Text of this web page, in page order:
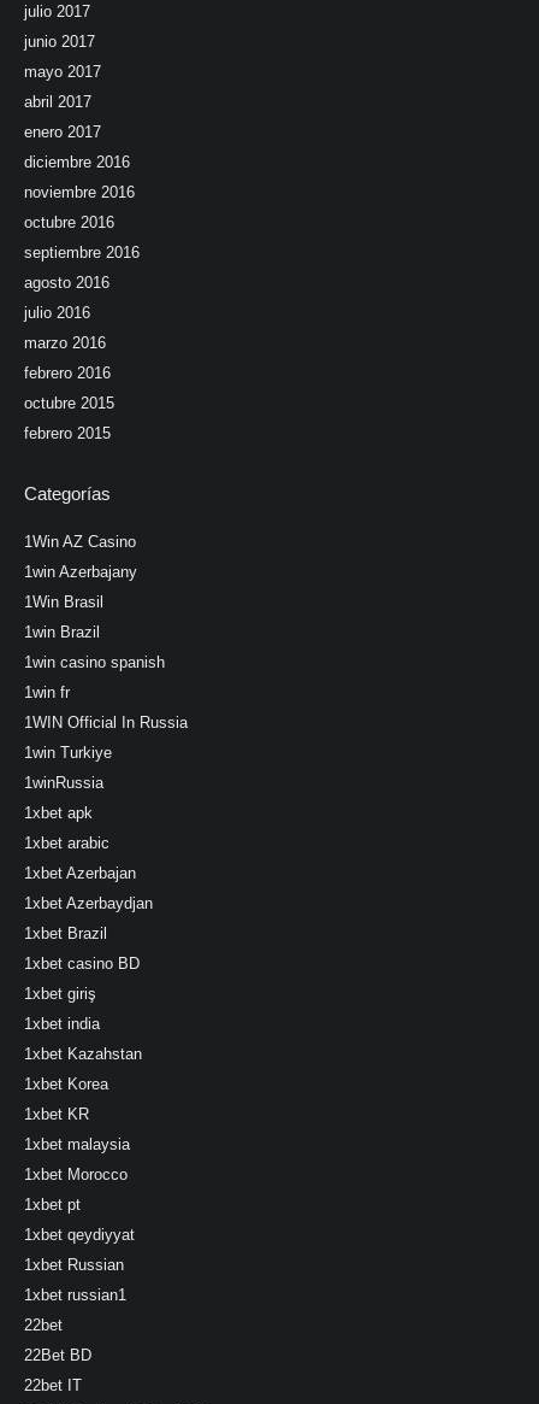
julio 2017
junio 2017
mayo 2017
abril 2017
enero 2017
diciembre 2016
noviembre 2016
octubre 2016
septiembre 2016
agosto 2016
julio 2016
marzo 2016
febrero 2016
octubre 2015
febrero 2015
Categorías
1Win AZ Casino
1win Azerbajany
1Win Brasil
1win Brazil
1win casino spanish
1win fr
1WIN Official In Russia
1win Turkiye
1winRussia
1xbet apk
1xbet arabic
1xbet Azerbajan
1xbet Azerbaydjan
1xbet Brazil
1xbet casino BD
1xbet giriş
1xbet india
1xbet Kazahstan
1xbet Korea
1xbet KR
1xbet malaysia
1xbet Morocco
1xbet pt
1xbet qeydiyyat
1xbet Russian
1xbet russian1
22bet
22Bet BD
22bet IT